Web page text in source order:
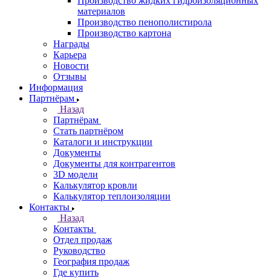
материалов
Производство пенополистирола
Производство картона
Награды
Карьера
Новости
Отзывы
Информация
Партнёрам
Назад
Партнёрам
Стать партнёром
Каталоги и инструкции
Документы
Документы для контрагентов
3D модели
Калькулятор кровли
Калькулятор теплоизоляции
Контакты
Назад
Контакты
Отдел продаж
Руководство
География продаж
Где купить